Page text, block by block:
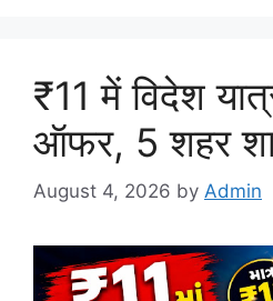
₹11 में विदेश
ऑफर, 5 शहर
August 4, 2026 by Admin